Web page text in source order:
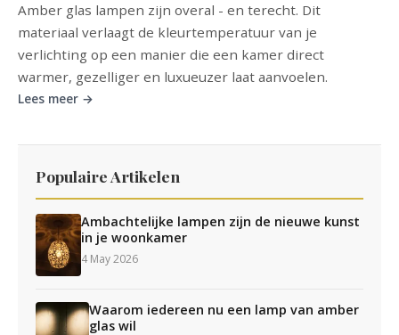
Amber glas lampen zijn overal - en terecht. Dit
materiaal verlaagt de kleurtemperatuur van je
verlichting op een manier die een kamer direct
warmer, gezelliger en luxueuzer laat aanvoelen.
Lees meer →
Populaire Artikelen
Ambachtelijke lampen zijn de nieuwe kunst
in je woonkamer
4 May 2026
Waarom iedereen nu een lamp van amber
glas wil